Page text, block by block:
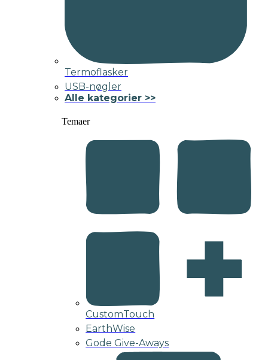
Termoflasker
USB-nøgler
Alle kategorier >>
Temaer
CustomTouch
EarthWise
Gode Give-Aways